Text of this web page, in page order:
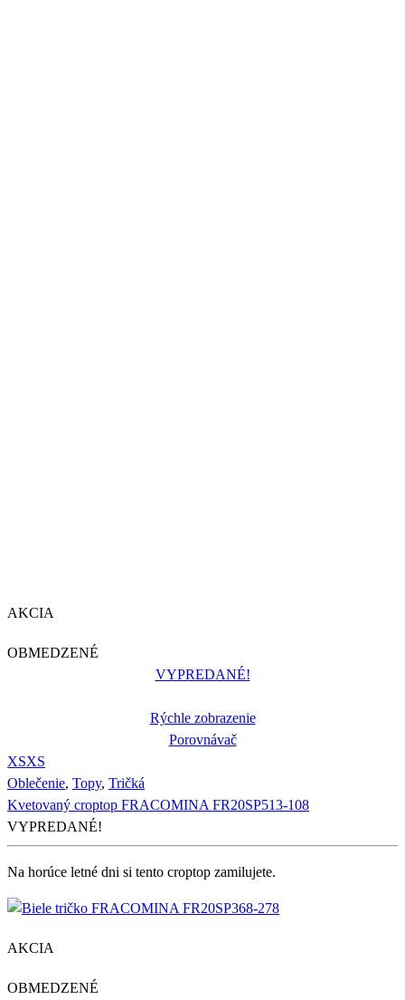
AKCIA
OBMEDZENÉ
VYPREDANÉ!
Rýchle zobrazenie
Porovnávač
XSXS
Oblečenie, Topy, Tričká
Kvetovaný croptop FRACOMINA FR20SP513-108
VYPREDANÉ!
Na horúce letné dni si tento croptop zamilujete.
AKCIA
OBMEDZENÉ